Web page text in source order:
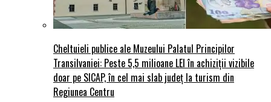
Cheltuieli publice ale Muzeului Palatul Principilor
Transilvaniei: Peste 5,5 milioane LEI în achiziții vizibile
doar pe SICAP, în cel mai slab județ la turism din
Regiunea Centru